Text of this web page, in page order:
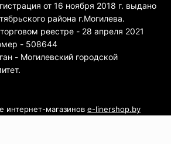
от 16 ноября 2018 г. выдано
района г.Могилева.
реестре - 28 апреля 2021
- 508644
- Могилевский городской
интернет-магазинов e-linershop.by